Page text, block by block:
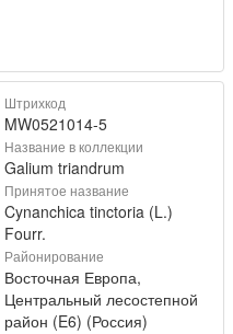
Штрихкод
MW0521014-5
Название в коллекции
Galium triandrum
Принятое название
Cynanchica tinctoria (L.)
Fourr.
Районирование
Восточная Европа,
Центральный лесостепной
район (E6) (Россия)